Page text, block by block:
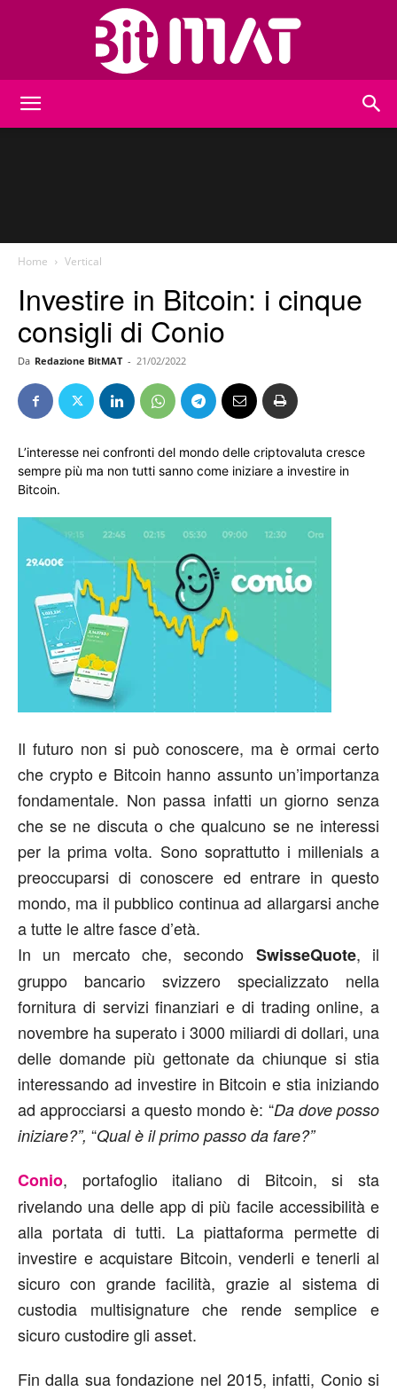
Home Vertical
Investire in Bitcoin: i cinque
consigli di Conio
Da Redazione BitMAT - 21/02/2022
L’interesse nei confronti del mondo delle criptovaluta cresce
sempre più ma non tutti sanno come iniziare a investire in
Bitcoin.
Il futuro non si può conoscere, ma è ormai certo
che crypto e Bitcoin hanno assunto un’importanza
fondamentale. Non passa infatti un giorno senza
che se ne discuta o che qualcuno se ne interessi
per la prima volta. Sono soprattutto i millenials a
preoccuparsi di conoscere ed entrare in questo
mondo, ma il pubblico continua ad allargarsi anche
a tutte le altre fasce d’età.
In un mercato che, secondo SwisseQuote, il
gruppo bancario svizzero specializzato nella
fornitura di servizi finanziari e di trading online, a
novembre ha superato i 3000 miliardi di dollari, una
delle domande più gettonate da chiunque si stia
interessando ad investire in Bitcoin e stia iniziando
ad approcciarsi a questo mondo è: “Da dove posso
iniziare?”, “Qual è il primo passo da fare?”
Conio, portafoglio italiano di Bitcoin, si sta
rivelando una delle app di più facile accessibilità e
alla portata di tutti. La piattaforma permette di
investire e acquistare Bitcoin, venderli e tenerli al
sicuro con grande facilità, grazie al sistema di
custodia multisignature che rende semplice e
sicuro custodire gli asset.
Fin dalla sua fondazione nel 2015, infatti, Conio si